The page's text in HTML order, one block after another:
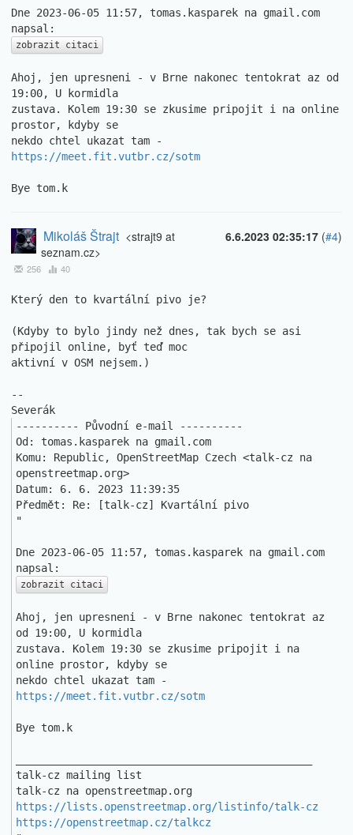
Dne 2023-06-05 11:57, tomas.kasparek na gmail.com
zobrazit citaci
Ahoj, jen upresneni - v Brne nakonec tentokrat az od
19:00, U kormidla
zustava. Kolem 19:30 se zkusime pripojit i na online
prostor, kdyby se
https://meet.fit.vutbr.cz/sotm
Bye tom.k
6.6.2023 02:35:17 (#4)
Mikoláš Štrajt <strajt9 at
seznam.cz>
256 40
Který den to kvartální pivo je?
(Kdyby to bylo jindy než dnes, tak bych se asi
připojil online, byť teď moc
aktivní v OSM nejsem.)
--
---------- Původní e-mail ----------
Od: tomas.kasparek na gmail.com
Komu: Republic, OpenStreetMap Czech <talk-cz na
openstreetmap.org>
Datum: 6. 6. 2023 11:39:35
Předmět: Re: [talk-cz] Kvartální pivo
"
Dne 2023-06-05 11:57, tomas.kasparek na gmail.com
zobrazit citaci
Ahoj, jen upresneni - v Brne nakonec tentokrat az
od 19:00, U kormidla
zustava. Kolem 19:30 se zkusime pripojit i na
online prostor, kdyby se
https://meet.fit.vutbr.cz/sotm
Bye tom.k
talk-cz mailing list
https://lists.openstreetmap.org/listinfo/talk-cz
https://openstreetmap.cz/talkcz